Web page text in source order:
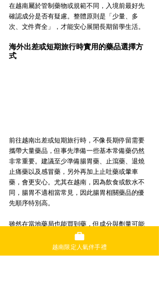
在越南屬於管制藥物或規範不同，入境前最好先
確認成分是否有疑慮。整體原則是「少量、多
次、文件齊全」，才能安心展開長期留學生活。
海外出差或短期旅行時實用的藥品選擇方
式
前往越南出差或短期旅行時，不像長期停留需要
攜帶大量藥品，但事先準備一些基本常備藥仍然
非常重要。建議至少準備腸胃藥、止瀉藥、退燒
止痛藥以及感冒藥，另外再加上止吐藥或暈車
藥，會更安心。尤其在越南，因為飲食或飲水不
同，腸胃不適相當常見，因此腸胃相關藥品的優
先順序特別高。
雖然在當地藥局也能買到藥，但成分與劑量可能
與台灣不同，第一次服用難免會讓人不安。即使
只是短期停留，仍建議從台灣帶上自己平時吃
慣、確認適合自己的藥品最為保險。這一點在韓
越南限定人氣伴手禮